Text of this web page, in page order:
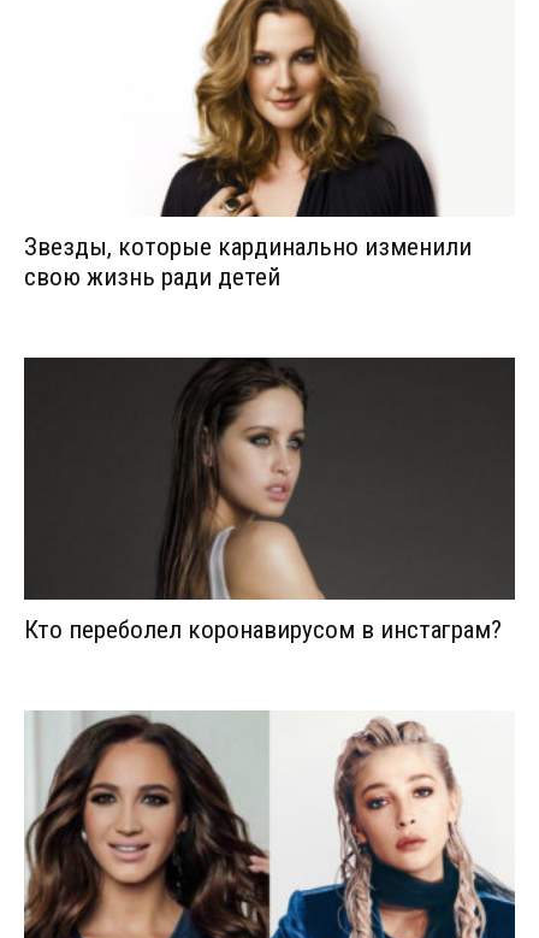
Звезды, которые кардинально изменили
свою жизнь ради детей
Кто переболел коронавирусом в инстаграм?